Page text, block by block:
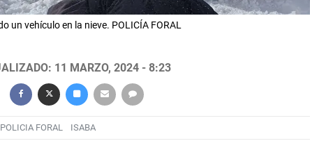
un vehículo en la nieve. POLICÍA FORAL
11 MARZO, 2024 - 8:23
POLICIA FORAL ISABA